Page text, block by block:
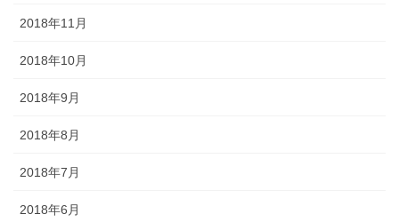
2018年11月
2018年10月
2018年9月
2018年8月
2018年7月
2018年6月